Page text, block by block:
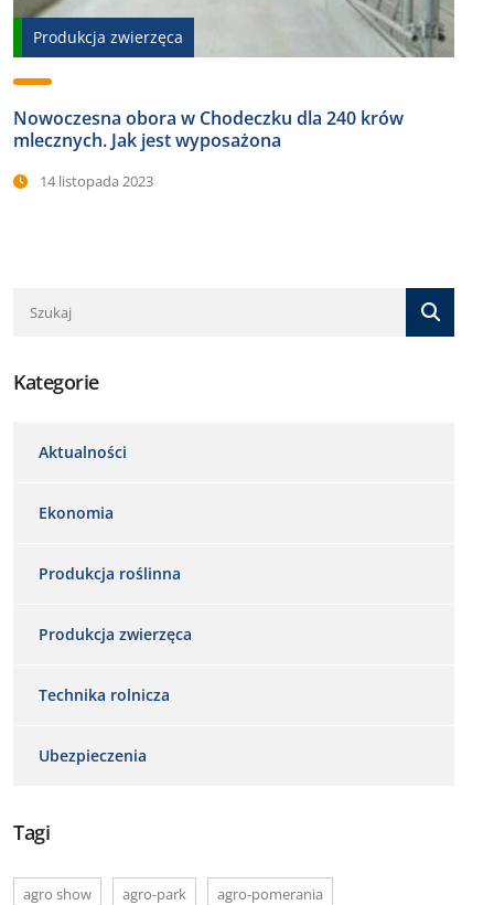
Produkcja zwierzęca
Nowoczesna obora w Chodeczku dla 240 krów
mlecznych. Jak jest wyposażona
14 listopada 2023
Kategorie
Aktualności
Ekonomia
Produkcja roślinna
Produkcja zwierzęca
Technika rolnicza
Ubezpieczenia
Tagi
agro show agro-park agro-pomerania